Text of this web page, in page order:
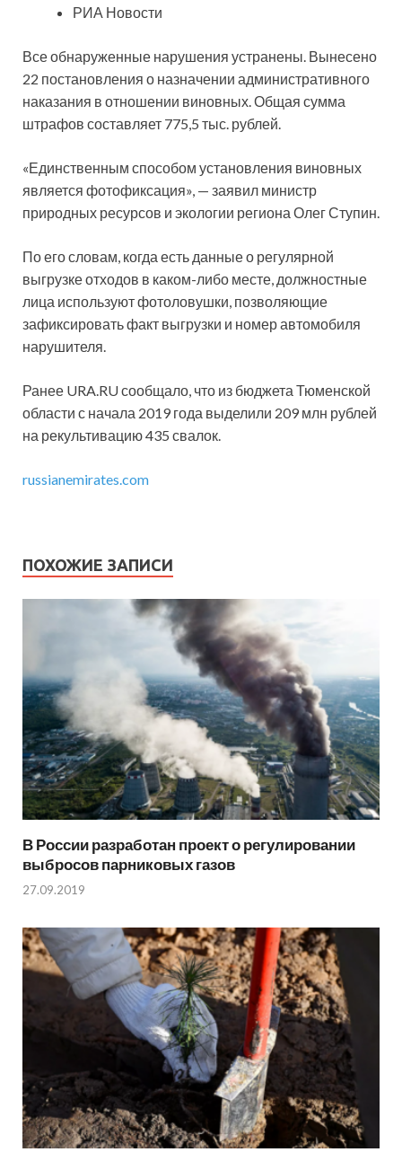
РИА Новости
Все обнаруженные нарушения устранены. Вынесено
22 постановления о назначении административного
наказания в отношении виновных. Общая сумма
штрафов составляет 775,5 тыс. рублей.
«Единственным способом установления виновных
является фотофиксация», — заявил министр
природных ресурсов и экологии региона Олег Ступин.
По его словам, когда есть данные о регулярной
выгрузке отходов в каком-либо месте, должностные
лица используют фотоловушки, позволяющие
зафиксировать факт выгрузки и номер автомобиля
нарушителя.
Ранее URA.RU сообщало, что из бюджета Тюменской
области с начала 2019 года выделили 209 млн рублей
на рекультивацию 435 свалок.
russianemirates.com
ПОХОЖИЕ ЗАПИСИ
В России разработан проект о регулировании
выбросов парниковых газов
27.09.2019